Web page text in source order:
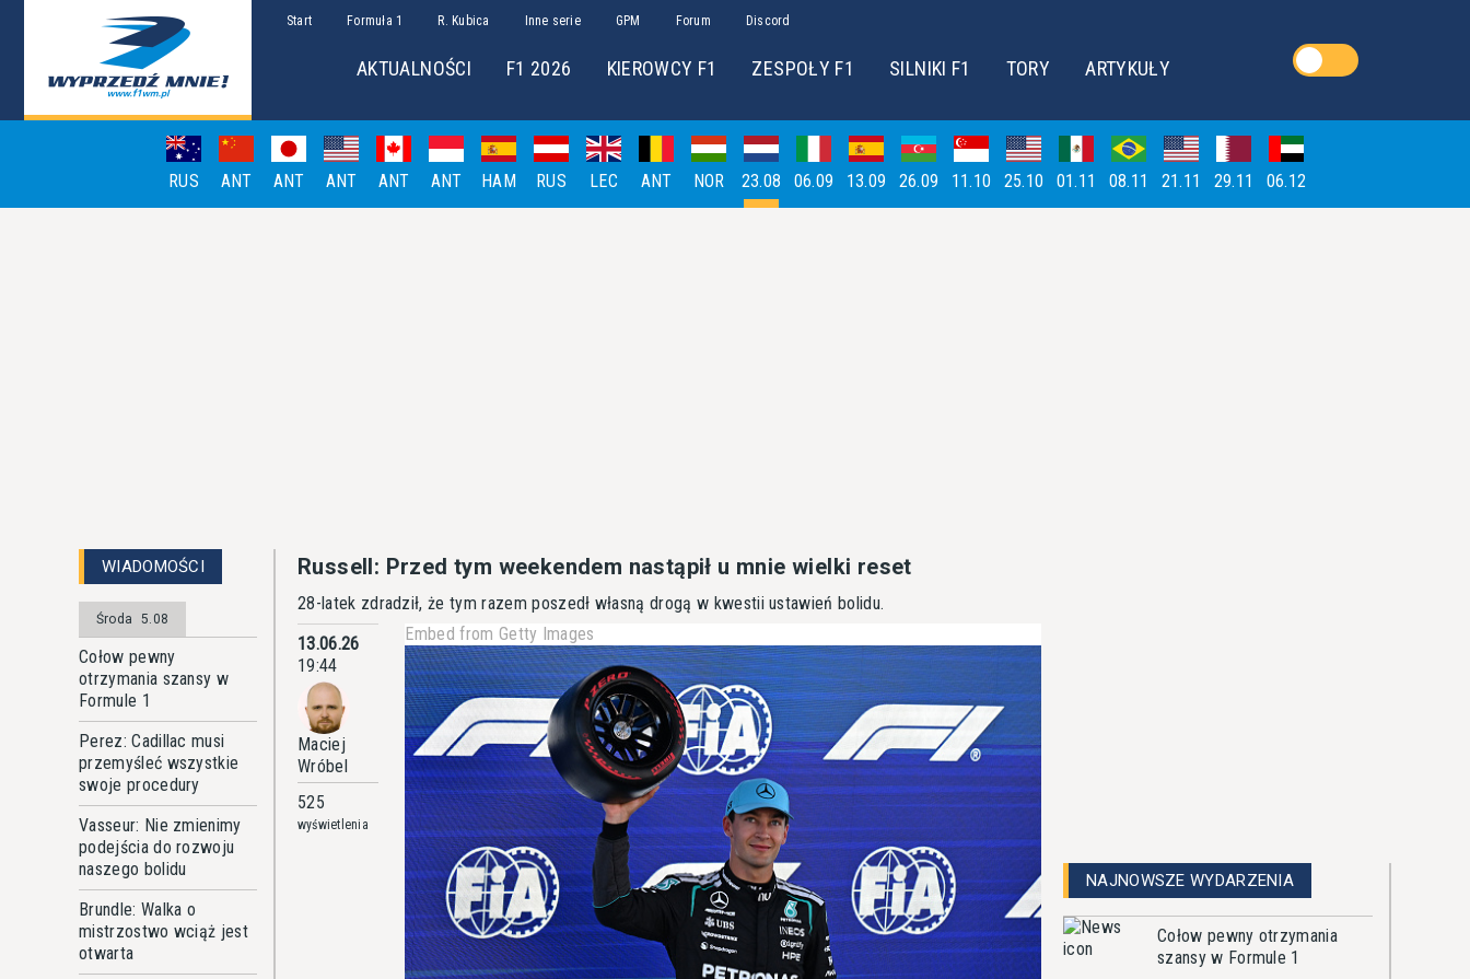
Start Formuła 1 R. Kubica Inne serie GPM Forum Discord
AKTUALNOŚCI F1 2026 KIEROWCY F1 ZESPOŁY F1 SILNIKI F1 TORY ARTYKUŁY
RUS ANT ANT ANT ANT ANT HAM RUS LEC ANT NOR 23.08 06.09 13.09 26.09 11.10 25.10 01.11 08.11 21.11 29.11 06.12
WIADOMOŚCI
Środa 5.08
Cołow pewny
otrzymania szansy w
Formule 1
Perez: Cadillac musi
przemyśleć wszystkie
swoje procedury
Vasseur: Nie zmienimy
podejścia do rozwoju
naszego bolidu
Brundle: Walka o
mistrzostwo wciąż jest
otwarta
Russell: Przed tym weekendem nastąpił u mnie wielki reset
28-latek zdradził, że tym razem poszedł własną drogą w kwestii ustawień bolidu.
13.06.26
19:44
Maciej
Wróbel
525
wyświetlenia
Embed from Getty Images
NAJNOWSZE WYDARZENIA
Cołow pewny otrzymania
szansy w Formule 1